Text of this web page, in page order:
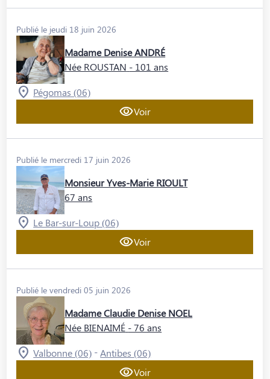
Publié le jeudi 18 juin 2026
Madame Denise ANDRÉ
Née ROUSTAN - 101 ans
Pégomas (06)
Voir
Publié le mercredi 17 juin 2026
Monsieur Yves-Marie RIOULT
67 ans
Le Bar-sur-Loup (06)
Voir
Publié le vendredi 05 juin 2026
Madame Claudie Denise NOEL
Née BIENAIMÉ - 76 ans
Valbonne (06) - Antibes (06)
Voir